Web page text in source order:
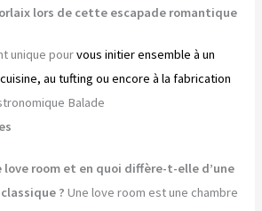
lors de cette escapade romantique
unique pourvous initier ensemble à un
au tufting ou encore à la fabrication
Balade
love room et en quoi diffère-t-elle d’une
? Une love room est une chambre